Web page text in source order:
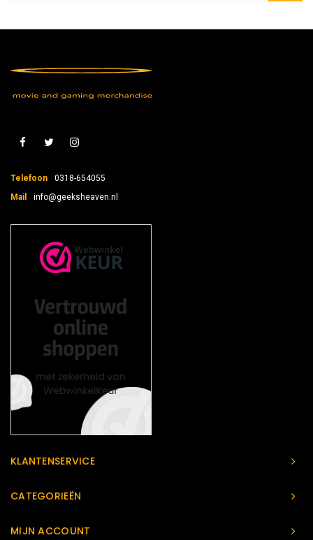
Telefoon
0318-654055
Mail
info@geeksheaven.nl
KLANTENSERVICE
CATEGORIEËN
MIJN ACCOUNT